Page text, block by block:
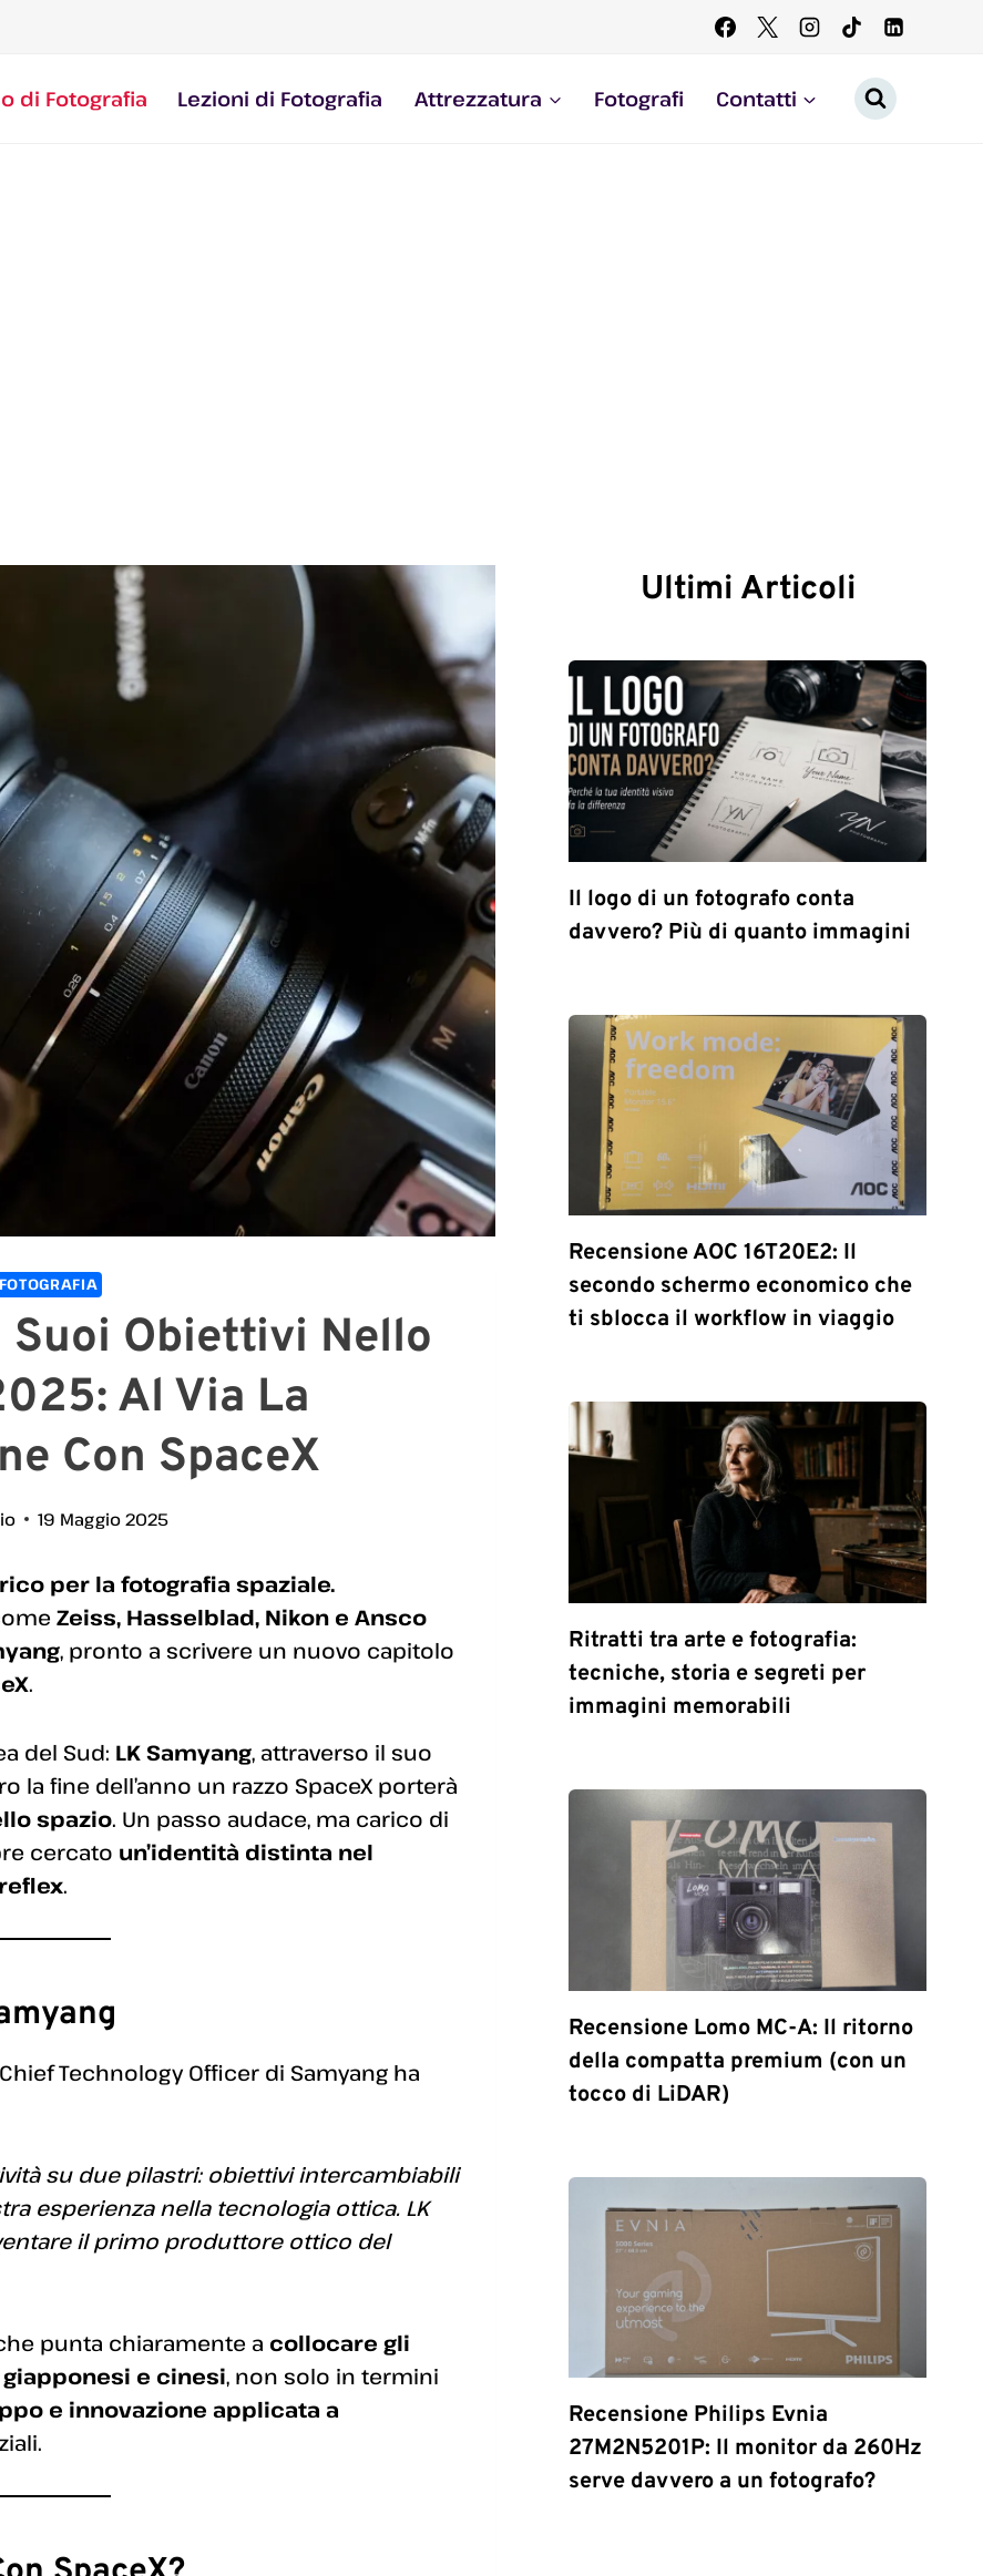
di Fotografia Lezioni di Fotografia Attrezzatura Fotografi Contatti
Obiettivi Nello
Al Via La
Con SpaceX
19 Maggio 2025
per la fotografia spaziale.
Zeiss, Hasselblad, Nikon e Ansco
, pronto a scrivere un nuovo capitolo
.
del Sud: LK Samyang, attraverso il suo
la fine dell’anno un razzo SpaceX porterà
spazio. Un passo audace, ma carico di
cercato un’identità distinta nel
.
Technology Officer di Samyang ha
su due pilastri: obiettivi intercambiabili
esperienza nella tecnologia ottica. LK
il primo produttore ottico del
punta chiaramente a collocare gli
e cinesi, non solo in termini
e innovazione applicata a
Ultimi Articoli
Il logo di un fotografo conta
davvero? Più di quanto immagini
Recensione AOC 16T20E2: Il
secondo schermo economico che
ti sblocca il workflow in viaggio
Ritratti tra arte e fotografia:
tecniche, storia e segreti per
immagini memorabili
Recensione Lomo MC-A: Il ritorno
della compatta premium (con un
tocco di LiDAR)
Recensione Philips Evnia
27M2N5201P: Il monitor da 260Hz
serve davvero a un fotografo?